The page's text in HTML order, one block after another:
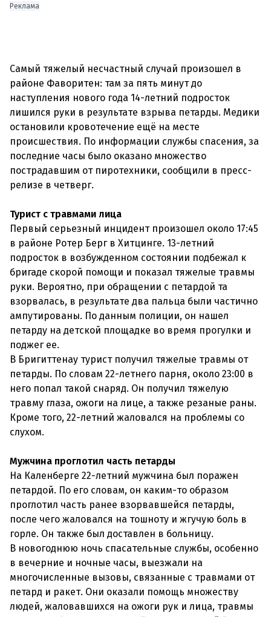
Реклама
Самый тяжелый несчастный случай произошел в
районе Фаворитен: там за пять минут до
наступления нового года 14-летний подросток
лишился руки в результате взрыва петарды. Медики
остановили кровотечение ещё на месте
происшествия. По информации службы спасения, за
последние часы было оказано множество
пострадавшим от пиротехники, сообщили в пресс-
релизе в четверг.
Турист с травмами лица
Первый серьезный инцидент произошел около 17:45
в районе Ротер Берг в Хитцинге. 13-летний
подросток в возбужденном состоянии подбежал к
бригаде скорой помощи и показал тяжелые травмы
руки. Вероятно, при обращении с петардой та
взорвалась, в результате два пальца были частично
ампутированы. По данным полиции, он нашел
петарду на детской площадке во время прогулки и
поджег ее.
В Бригиттенау турист получил тяжелые травмы от
петарды. По словам 22-летнего парня, около 23:00 в
него попал такой снаряд. Он получил тяжелую
травму глаза, ожоги на лице, а также резаные раны.
Кроме того, 22-летний жаловался на проблемы со
слухом.
Мужчина проглотил часть петарды
На Каленберге 22-летний мужчина был поражен
петардой. По его словам, он каким-то образом
проглотил часть ранее взорвавшейся петарды,
после чего жаловался на тошноту и жгучую боль в
горле. Он также был доставлен в больницу.
В новогоднюю ночь спасательные службы, особенно
в вечерние и ночные часы, выезжали на
многочисленные вызовы, связанные с травмами от
петард и ракет. Они оказали помощь множеству
людей, жаловавшихся на ожоги рук и лица, травмы